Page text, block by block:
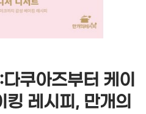
쿠아즈부터 케이
레시피, 만개의